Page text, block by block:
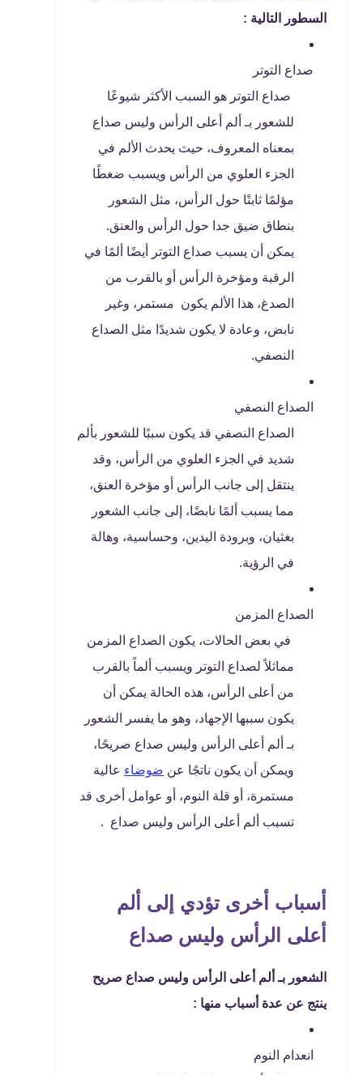
السطور التالية :
صداع التوتر
صداع التوتر هو السبب الأكثر شيوعًا
للشعور بـ ألم أعلى الرأس وليس صداع
بمعناه المعروف، حيث يحدث الألم في
الجزء العلوي من الرأس ويسبب ضغطًا
مؤلمًا ثابتًا حول الرأس، مثل الشعور
بنطاق ضيق جدا حول الرأس والعنق.
يمكن أن يسبب صداع التوتر أيضًا ألمًا في
الرقبة ومؤخرة الرأس أو بالقرب من
الصدغ، هذا الألم يكون مستمر، وغير
نابض، وعادة لا يكون شديدًا مثل الصداع
النصفي.
الصداع النصفي
الصداع النصفي قد يكون سببًا للشعور بألم
شديد في الجزء العلوي من الرأس، وقد
ينتقل إلى جانب الرأس أو مؤخرة العنق،
مما يسبب ألمًا نابضًا، إلى جانب الشعور
بغثيان، وبرودة اليدين، وحساسية، وهالة
في الرؤية.
الصداع المزمن
في بعض الحالات، يكون الصداع المزمن
مماثلاً لصداع التوتر ويسبب ألماً بالقرب
من أعلى الرأس، هذه الحالة يمكن أن
يكون سببها الإجهاد، وهو ما يفسر الشعور
بـ ألم أعلى الرأس وليس صداع صريحًا،
ويمكن أن يكون ناتجًا عن ضوضاء عالية
مستمرة، أو قلة النوم، أو عوامل أخرى قد
تسبب ألم أعلى الرأس وليس صداع .
أسباب أخرى تؤدي إلى ألم
أعلى الرأس وليس صداع
الشعور بـ ألم أعلى الرأس وليس صداع صريح
ينتج عن عدة أسباب منها :
انعدام النوم